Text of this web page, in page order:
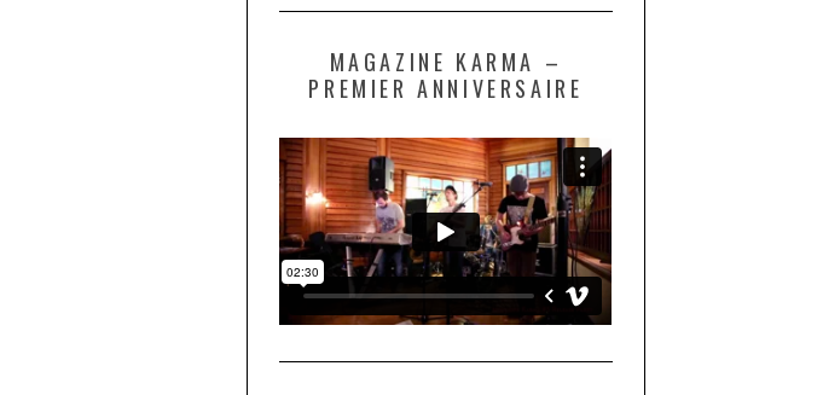
MAGAZINE KARMA –
PREMIER ANNIVERSAIRE